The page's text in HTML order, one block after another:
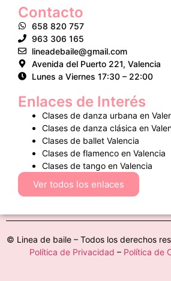
Contacto
658 820 757
963 306 165
lineadebaile@gmail.com
Avenida del Puerto 221, Valencia
Lunes a Viernes 17:30 – 22:00
Enlaces de Interés
Clases de danza urbana en
Clases de danza clásica en
Clases de ballet Valencia
Clases de flamenco en Valencia
Clases de tango en Valencia
Ver todos los enlaces
© Linea de baile – Todos los derechos
Política de Privacidad – Política de